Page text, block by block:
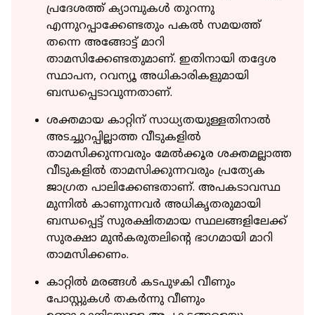
പ്രദേശത്ത് ക്യാമ്പുകള്‍ തുറന്നു
എന്നുറപ്പാക്കേണ്ടതും പകല്‍ സമയത്ത്
തന്നെ അങ്ങോട്ട് മാറി
താമസിക്കേണ്ടതുമാണ്. ഇതിനായി തദ്ദേശ
സ്ഥാപന, റവന്യൂ അധികാരികളുമായി
ബന്ധപ്പെടാവുന്നതാണ്.
ശക്തമായ കാറ്റിന് സാധ്യതയുള്ളതിനാല്‍
അടച്ചുറപ്പില്ലാത്ത വീടുകളില്‍
താമസിക്കുന്നവരും മേല്‍ക്കൂര ശക്തമല്ലാത്ത
വീടുകളില്‍ താമസിക്കുന്നവരും പ്രത്യേക
ജാഗ്രത പാലിക്കേണ്ടതാണ്. അപകടാവസ്ഥ
മുന്നില്‍ കാണുന്നവര്‍ അധികൃതരുമായി
ബന്ധപ്പെട്ട് സുരക്ഷിതമായ സ്ഥലങ്ങളിലേക്ക്
സുരക്ഷാ മുന്‍കരുതലിന്റെ ഭാഗമായി മാറി
താമസിക്കണം.
കാറ്റില്‍ മരങ്ങള്‍ കടപുഴകി വീണും
പോസ്റ്റുകള്‍ തകര്‍ന്നു വീണും